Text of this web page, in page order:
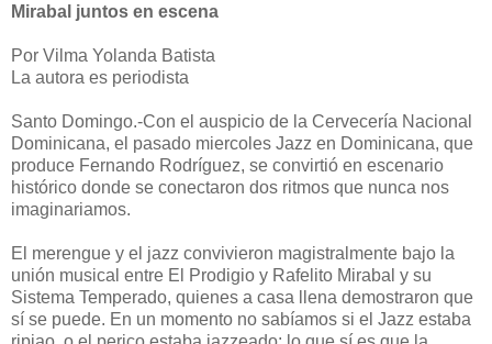
Mirabal juntos en escena
Por Vilma Yolanda Batista
La autora es periodista
Santo Domingo.-Con el auspicio de la Cervecería Nacional
Dominicana, el pasado miercoles Jazz en Dominicana, que
produce Fernando Rodríguez, se convirtió en escenario
histórico donde se conectaron dos ritmos que nunca nos
imaginariamos.
El merengue y el jazz convivieron magistralmente bajo la
unión musical entre El Prodigio y Rafelito Mirabal y su
Sistema Temperado, quienes a casa llena demostraron que
sí se puede. En un momento no sabíamos si el Jazz estaba